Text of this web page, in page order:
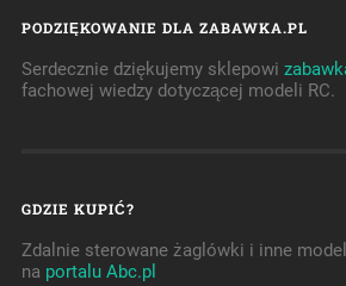
PODZIĘKOWANIE DLA ZABAWKA.PL
Serdecznie dziękujemy sklepowi
fachowej wiedzy dotyczącej modeli RC.
GDZIE KUPIĆ?
Zdalnie sterowane żaglówki i inne
na portalu Abc.pl